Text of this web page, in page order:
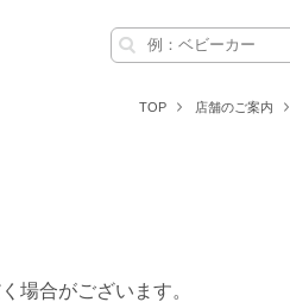
TOP 店舗のご案内
場合がございます。